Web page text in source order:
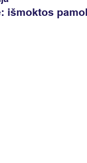
išmoktos